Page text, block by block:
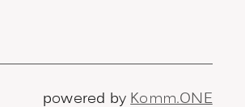
powered byKomm.ONE